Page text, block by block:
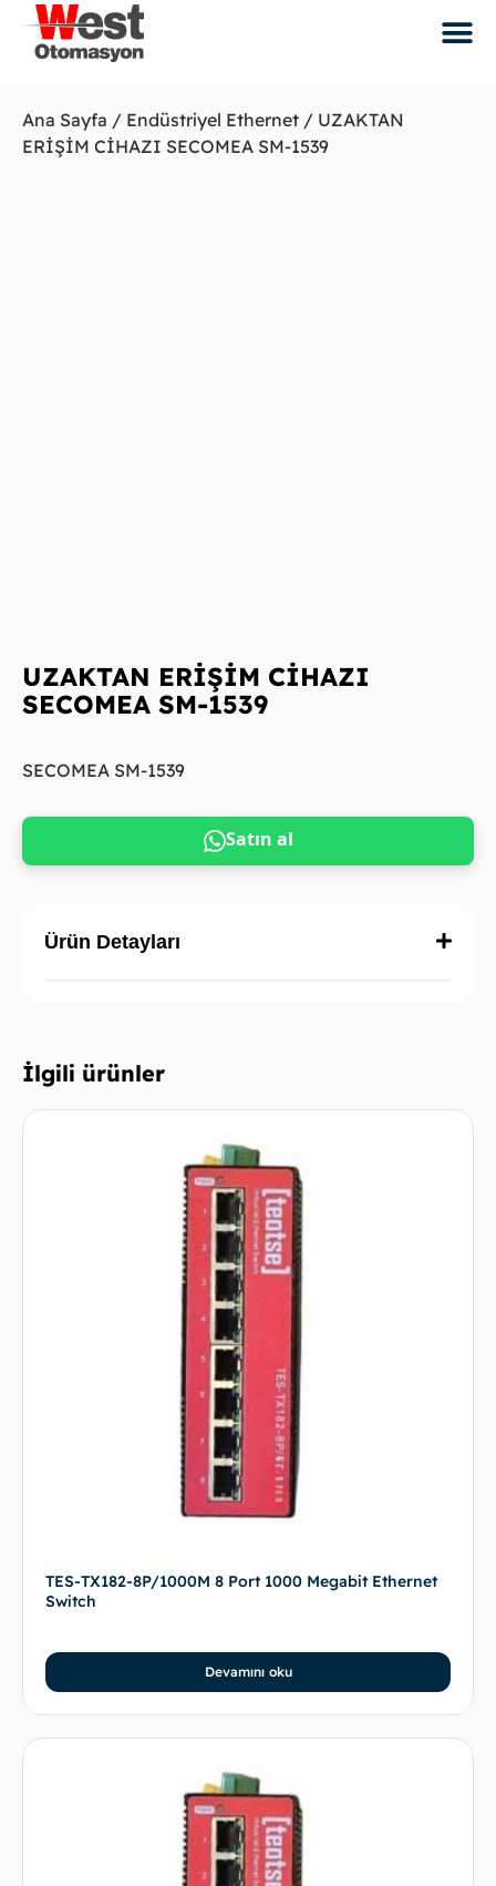
Ana Sayfa / Endüstriyel Ethernet / UZAKTAN
ERİŞİM CİHAZI SECOMEA SM-1539
UZAKTAN ERİŞİM CİHAZI
SECOMEA SM-1539
SECOMEA SM-1539
Satın al
Ürün Detayları
İlgili ürünler
TES-TX182-8P/1000M 8 Port 1000 Megabit Ethernet
Switch
Devamını oku